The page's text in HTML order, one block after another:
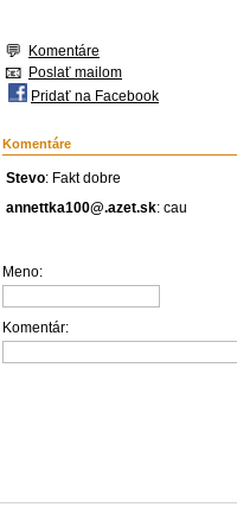
Komentáre
Poslať mailom
Pridať na Facebook
Komentáre
Stevo: Fakt dobre
annettka100@.azet.sk: cau
Meno:
Komentár: